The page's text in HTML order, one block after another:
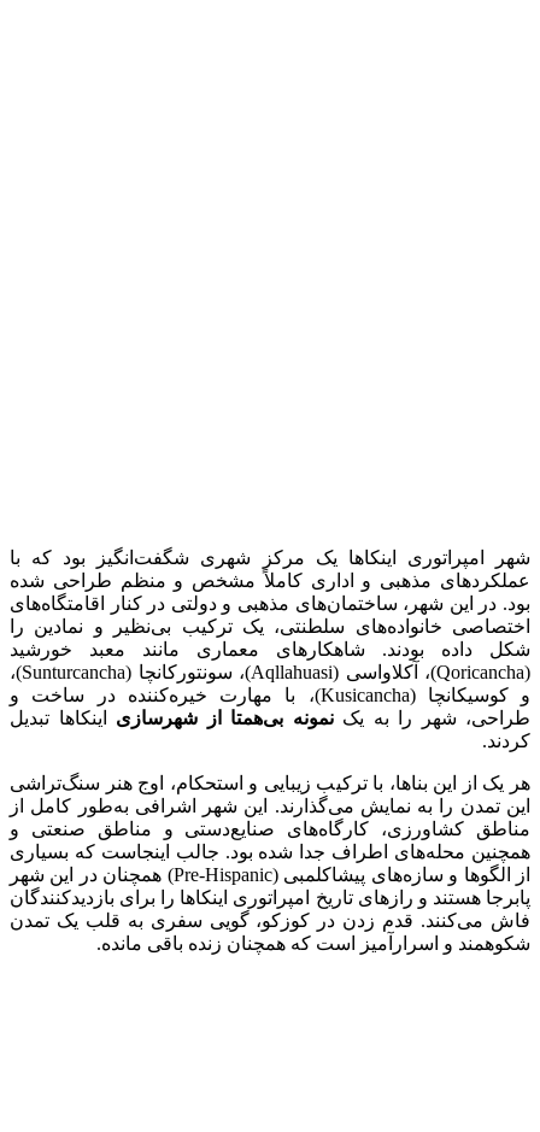
شهر امپراتوری اینکاها یک مرکز شهری شگفت‌انگیز بود که با
عملکردهای مذهبی و اداری کاملاً مشخص و منظم طراحی شده
بود. در این شهر، ساختمان‌های مذهبی و دولتی در کنار اقامتگاه‌های
اختصاصی خانواده‌های سلطنتی، یک ترکیب بی‌نظیر و نمادین را
شکل داده بودند. شاهکارهای معماری مانند معبد خورشید
(Qoricancha)، آکلاواسی (Aqllahuasi)، سونتورکانچا (Sunturcancha)،
و کوسیکانچا (Kusicancha)، با مهارت خیره‌کننده در ساخت و
طراحی، شهر را به یکنمونه بی‌همتا از شهرسازی اینکاها تبدیل
کردند.
هر یک از این بناها، با ترکیب زیبایی و استحکام، اوج هنر سنگ‌تراشی
این تمدن را به نمایش می‌گذارند. این شهر اشرافی به‌طور کامل از
مناطق کشاورزی، کارگاه‌های صنایع‌دستی و مناطق صنعتی و
همچنین محله‌های اطراف جدا شده بود. جالب اینجاست که بسیاری
از الگوها و سازه‌های پیشاکلمبی (Pre-Hispanic) همچنان در این شهر
پابرجا هستند و رازهای تاریخ امپراتوری اینکاها را برای بازدیدکنندگان
فاش می‌کنند. قدم زدن در کوزکو، گویی سفری به قلب یک تمدن
شکوهمند و اسرارآمیز است که همچنان زنده باقی مانده.